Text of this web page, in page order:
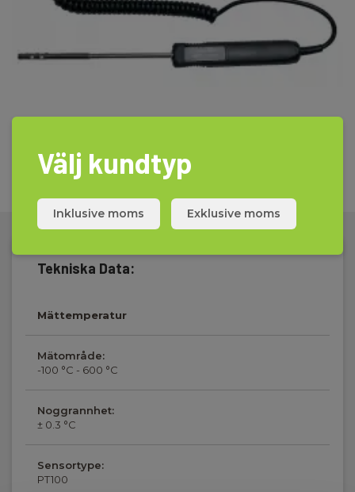
Tekniska Data:
Mättemperatur
Mätområde:
-100 °C - 600 °C
Noggrannhet:
± 0.3 °C
Sensortype:
PT100
Välj kundtyp
Inklusive moms Exklusive moms